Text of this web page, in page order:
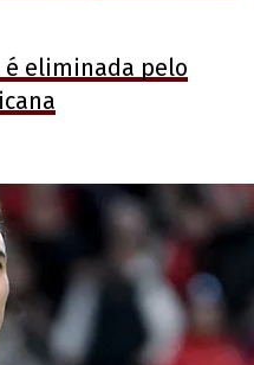
eliminada pelo